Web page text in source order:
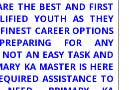
THE BEST AND FIRST
YOUTH AS THEY
CAREER OPTIONS
FOR ANY
AN EASY TASK AND
KA MASTER IS HERE
ASSISTANCE TO